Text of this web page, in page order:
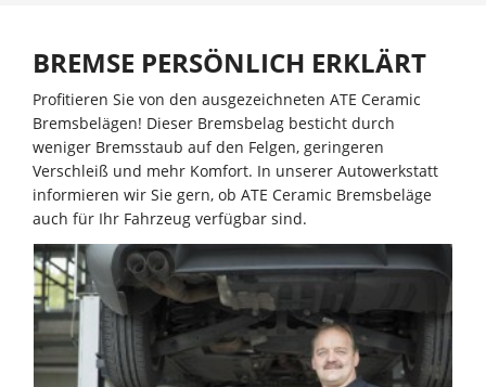
BREMSE PERSÖNLICH ERKLÄRT
Profitieren Sie von den ausgezeichneten ATE Ceramic
Bremsbelägen! Dieser Bremsbelag besticht durch
weniger Bremsstaub auf den Felgen, geringeren
Verschleiß und mehr Komfort. In unserer Autowerkstatt
informieren wir Sie gern, ob ATE Ceramic Bremsbeläge
auch für Ihr Fahrzeug verfügbar sind.